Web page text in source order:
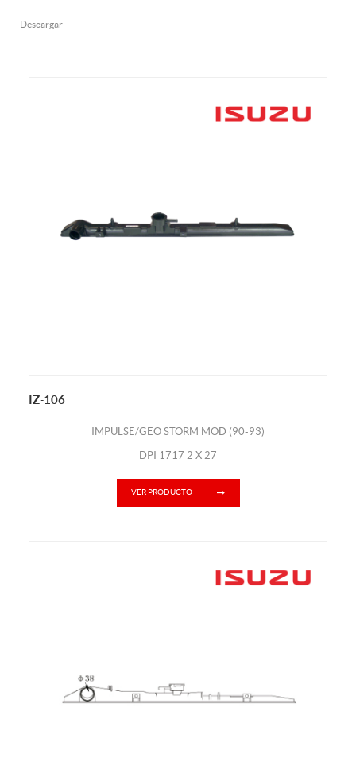
Descargar
IZ-106
IMPULSE/GEO STORM MOD (90-93)
DPI 1717 2 X 27
VER PRODUCTO